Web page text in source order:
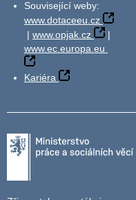
Související weby:
www.dotaceeu.cz
| www.opjak.cz
|
www.ec.europa.eu
Kariéra